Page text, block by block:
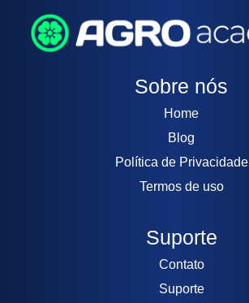
Sobre nós
Home
Blog
Política de Privacidade
Termos de uso
Suporte
Contato
Suporte